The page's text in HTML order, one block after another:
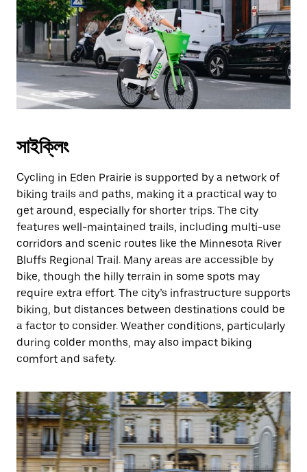
সাইক্লিং
Cycling in Eden Prairie is supported by a network of
biking trails and paths, making it a practical way to
get around, especially for shorter trips. The city
features well-maintained trails, including multi-use
corridors and scenic routes like the Minnesota River
Bluffs Regional Trail. Many areas are accessible by
bike, though the hilly terrain in some spots may
require extra effort. The city’s infrastructure supports
biking, but distances between destinations could be
a factor to consider. Weather conditions, particularly
during colder months, may also impact biking
comfort and safety.